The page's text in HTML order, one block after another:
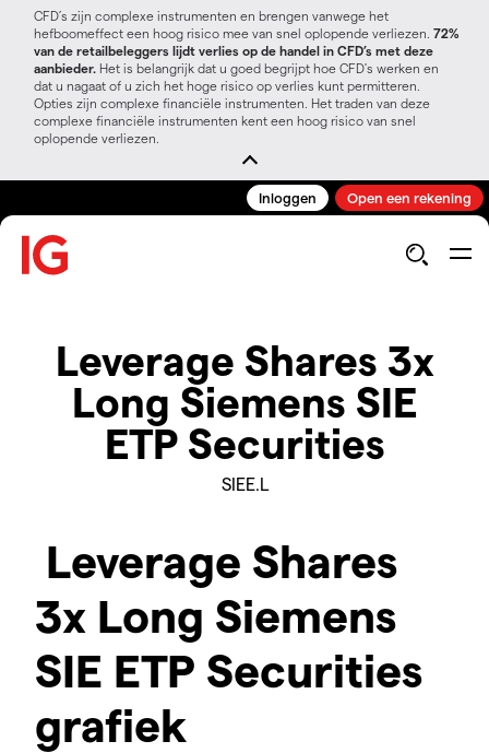
CFD’s zijn complexe instrumenten en brengen vanwege het
hefboomeffect een hoog risico mee van snel oplopende verliezen. 72%
van de retailbeleggers lijdt verlies op de handel in CFD’s met deze
aanbieder. Het is belangrijk dat u goed begrijpt hoe CFD's werken en
dat u nagaat of u zich het hoge risico op verlies kunt permitteren.
Opties zijn complexe financiële instrumenten. Het traden van deze
complexe financiële instrumenten kent een hoog risico van snel
oplopende verliezen.
Inloggen Open een rekening
Leverage Shares 3x
Long Siemens SIE
ETP Securities
SIEE.L
Leverage Shares
3x Long Siemens
SIE ETP Securities
grafiek